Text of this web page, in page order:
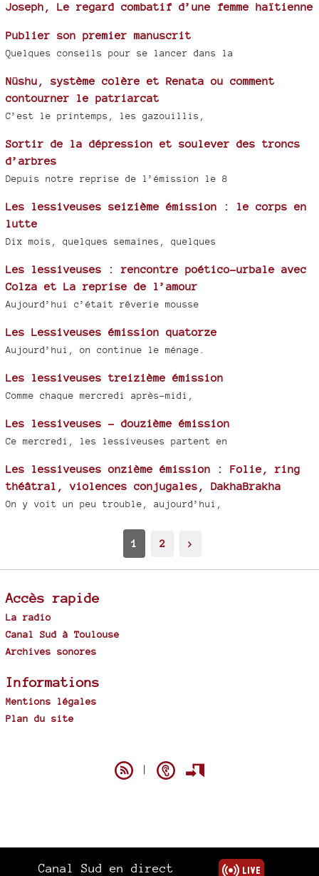
Joseph, Le regard combatif d’une femme haïtienne
Publier son premier manuscrit
Quelques conseils pour se lancer dans la
Nüshu, système colère et Renata ou comment
contourner le patriarcat
C’est le printemps, les gazouillis,
Sortir de la dépression et soulever des troncs
d’arbres
Depuis notre reprise de l’émission le 8
Les lessiveuses seizième émission : le corps en
lutte
Dix mois, quelques semaines, quelques
Les lessiveuses : rencontre poético-urbale avec
Colza et La reprise de l’amour
Aujourd’hui c’était rêverie mousse
Les Lessiveuses émission quatorze
Aujourd’hui, on continue le ménage.
Les lessiveuses treizième émission
Comme chaque mercredi après-midi,
Les lessiveuses - douzième émission
Ce mercredi, les lessiveuses partent en
Les lessiveuses onzième émission : Folie, ring
théâtral, violences conjugales, DakhaBrakha
On y voit un peu trouble, aujourd’hui,
1 2 >
Accès rapide
La radio
Canal Sud à Toulouse
Archives sonores
Informations
Mentions légales
Plan du site
|
Canal Sud en direct